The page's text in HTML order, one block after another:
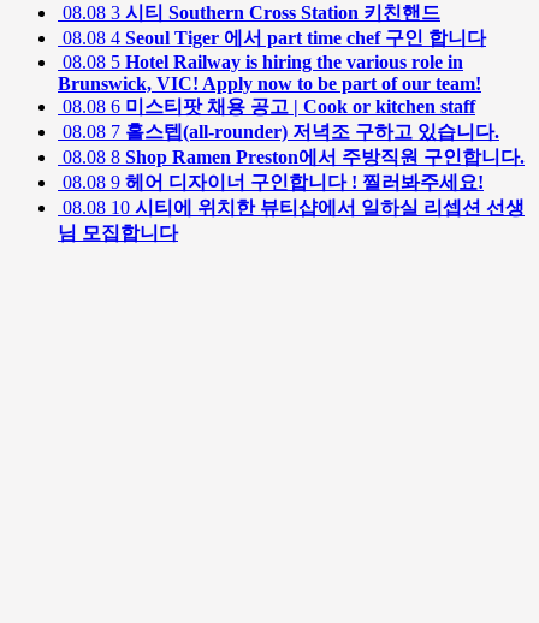
08.08 3 시티 Southern Cross Station 키친핸드
08.08 4 Seoul Tiger 에서 part time chef 구인 합니다
08.08 5 Hotel Railway is hiring the various role in
Brunswick, VIC! Apply now to be part of our team!
08.08 6 미스티팟 채용 공고 | Cook or kitchen staff
08.08 7 홀스텝(all-rounder) 저녁조 구하고 있습니다.
08.08 8 Shop Ramen Preston에서 주방직원 구인합니다.
08.08 9 헤어 디자이너 구인합니다 ! 찔러봐주세요!
08.08 10 시티에 위치한 뷰티샵에서 일하실 리셉션 선생
님 모집합니다